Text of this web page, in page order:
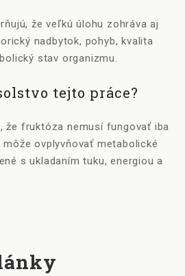
že veľkú úlohu zohráva aj
nadbytok, pohyb, kvalita
stav organizmu.
tejto práce?
že fruktóza nemusí fungovať iba
ovplyvňovať metabolické
s ukladaním tuku, energiou a